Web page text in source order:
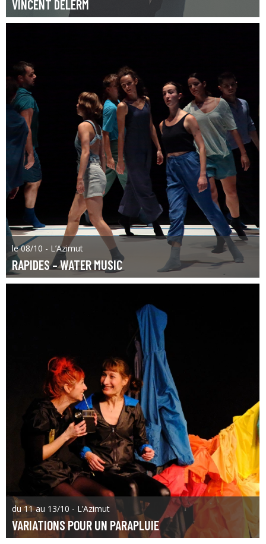
VINCENT DELERM
le 08/10 - L’Azimut
RAPIDES – WATER MUSIC
du 11 au 13/10 - L’Azimut
VARIATIONS POUR UN PARAPLUIE